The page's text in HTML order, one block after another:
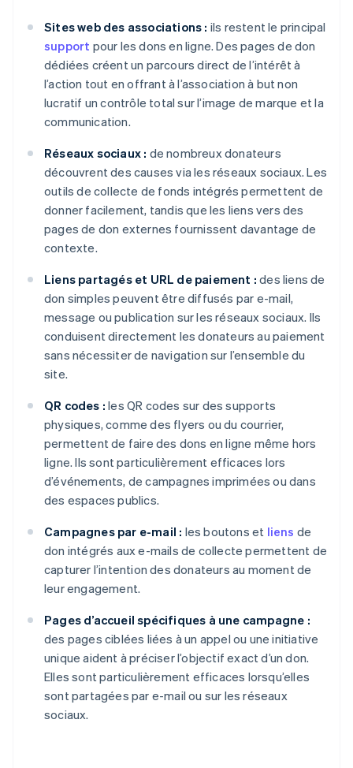
Sites web des associations : ils restent le principal
support pour les dons en ligne. Des pages de don
dédiées créent un parcours direct de l’intérêt à
l’action tout en offrant à l’association à but non
lucratif un contrôle total sur l’image de marque et la
communication.
Réseaux sociaux : de nombreux donateurs
découvrent des causes via les réseaux sociaux. Les
outils de collecte de fonds intégrés permettent de
donner facilement, tandis que les liens vers des
pages de don externes fournissent davantage de
contexte.
Liens partagés et URL de paiement : des liens de
don simples peuvent être diffusés par e-mail,
message ou publication sur les réseaux sociaux. Ils
conduisent directement les donateurs au paiement
sans nécessiter de navigation sur l’ensemble du
site.
QR codes : les QR codes sur des supports
physiques, comme des flyers ou du courrier,
permettent de faire des dons en ligne même hors
ligne. Ils sont particulièrement efficaces lors
d’événements, de campagnes imprimées ou dans
des espaces publics.
Campagnes par e-mail : les boutons et liens de
don intégrés aux e-mails de collecte permettent de
capturer l’intention des donateurs au moment de
leur engagement.
Pages d’accueil spécifiques à une campagne :
des pages ciblées liées à un appel ou une initiative
unique aident à préciser l’objectif exact d’un don.
Elles sont particulièrement efficaces lorsqu’elles
sont partagées par e-mail ou sur les réseaux
sociaux.